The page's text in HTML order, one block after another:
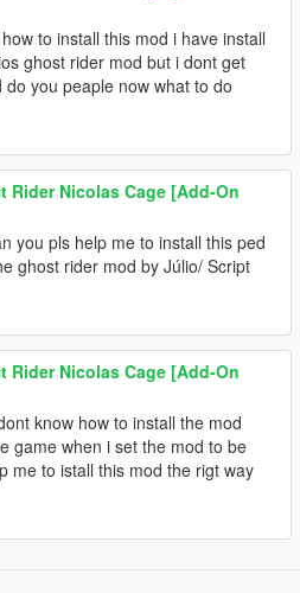
to install this mod i have install
ghost rider mod but i dont get
you peaple now what to do
Rider Nicolas Cage [Add-On
you pls help me to install this ped
ghost rider mod by Júlio/ Script
Rider Nicolas Cage [Add-On
know how to install the mod
game when i set the mod to be
me to istall this mod the rigt way